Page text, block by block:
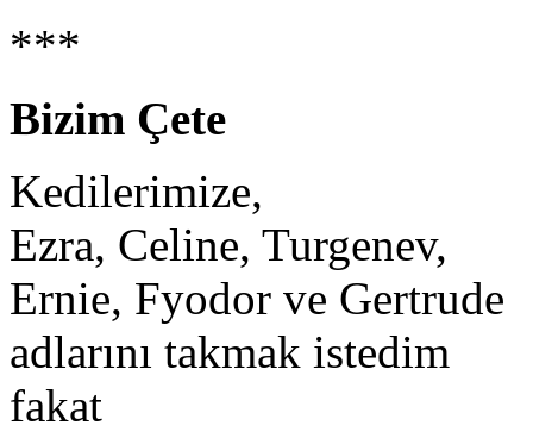
***
Bizim Çete
Kedilerimize,
Ezra, Celine, Turgenev,
Ernie, Fyodor ve Gertrude
adlarını takmak istedim
fakat